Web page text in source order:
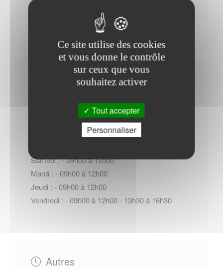
Horaires Mairie
Lundi : - 09h00 à 12h00 - 13h30 à 17h30
Samedi : - 09h00 à 12h00
Mardi : - 09h00 à 12h00
Jeudi : - 09h00 à 12h00
Vendredi : - 09h00 à 12h00 - 13h30 à 16h30
Autres
Ce site utilise des cookies
et vous donne le contrôle
sur ceux que vous
souhaitez activer
Tout accepter
Personnaliser